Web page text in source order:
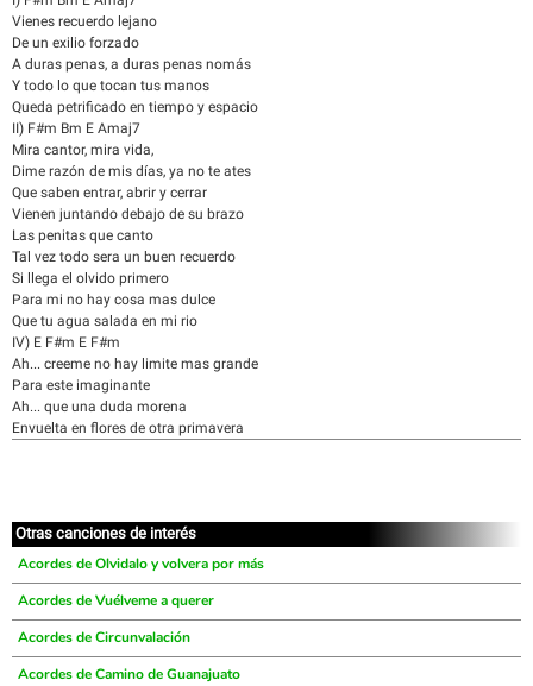
Vienes recuerdo lejano
De un exilio forzado
A duras penas, a duras penas nomás
Y todo lo que tocan tus manos
Queda petrificado en tiempo y espacio
II) F#m Bm E Amaj7
Mira cantor, mira vida,
Dime razón de mis días, ya no te ates
Que saben entrar, abrir y cerrar
Vienen juntando debajo de su brazo
Las penitas que canto
Tal vez todo sera un buen recuerdo
Si llega el olvido primero
Para mi no hay cosa mas dulce
Que tu agua salada en mi rio
IV) E F#m E F#m
Ah... creeme no hay limite mas grande
Para este imaginante
Ah... que una duda morena
Envuelta en flores de otra primavera
Otras canciones de interés
Acordes de Olvidalo y volvera por más
Acordes de Vuélveme a querer
Acordes de Circunvalación
Acordes de Camino de Guanajuato